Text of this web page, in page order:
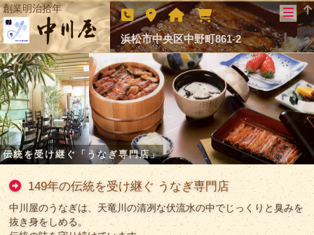
創業明治拾年
浜松市中央区中野町861-2
伝統を受け継ぐ「うなぎ専門店」
老舗の味 旨さの極み
149年の伝統を受け継ぐ うなぎ専門店
中川屋のうなぎは、天竜川の清冽な伏流水の中でじっくりと臭みを
抜き身をしめる。